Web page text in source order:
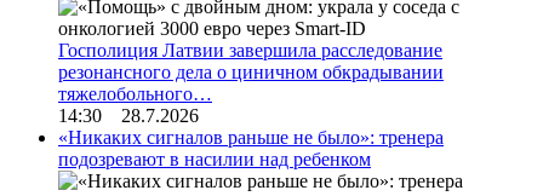
Госполиция Латвии завершила расследование
резонансного дела о циничном обкрадывании
тяжелобольного…
14:30 28.7.2026
«Никаких сигналов раньше не было»: тренера
подозревают в насилии над ребенком